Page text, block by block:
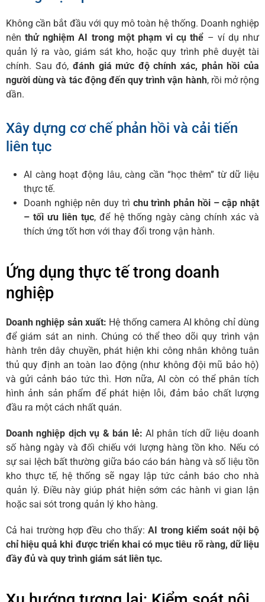
Không cần bắt đầu với quy mô toàn hệ thống. Doanh nghiệp
nênthử nghiệm AI trong một phạm vi cụ thể – ví dụ như
quản lý ra vào, giám sát kho, hoặc quy trình phê duyệt tài
chính. Sau đó, đánh giá mức độ chính xác, phản hồi của
người dùng và tác động đến quy trình vận hành, rồi mở rộng
dần.
Xây dựng cơ chế phản hồi và cải tiến
liên tục
AI càng hoạt động lâu, càng cần “học thêm” từ dữ liệu
thực tế.
Doanh nghiệp nên duy trì chu trình phản hồi – cập nhật
– tối ưu liên tục, để hệ thống ngày càng chính xác và
thích ứng tốt hơn với thay đổi trong vận hành.
Ứng dụng thực tế trong doanh
nghiệp
Doanh nghiệp sản xuất: Hệ thống camera AI không chỉ dùng
để giám sát an ninh. Chúng có thể theo dõi quy trình vận
hành trên dây chuyền, phát hiện khi công nhân không tuân
thủ quy định an toàn lao động (như không đội mũ bảo hộ)
và gửi cảnh báo tức thì. Hơn nữa, AI còn có thể phân tích
hình ảnh sản phẩm để phát hiện lỗi, đảm bảo chất lượng
đầu ra một cách nhất quán.
Doanh nghiệp dịch vụ & bán lẻ: AI phân tích dữ liệu doanh
số hàng ngày và đối chiếu với lượng hàng tồn kho. Nếu có
sự sai lệch bất thường giữa báo cáo bán hàng và số liệu tồn
kho thực tế, hệ thống sẽ ngay lập tức cảnh báo cho nhà
quản lý. Điều này giúp phát hiện sớm các hành vi gian lận
hoặc sai sót trong quản lý kho hàng.
Cả hai trường hợp đều cho thấy:AI trong kiểm soát nội bộ
chỉ hiệu quả khi được triển khai có mục tiêu rõ ràng, dữ liệu
đầy đủ và quy trình giám sát liên tục.